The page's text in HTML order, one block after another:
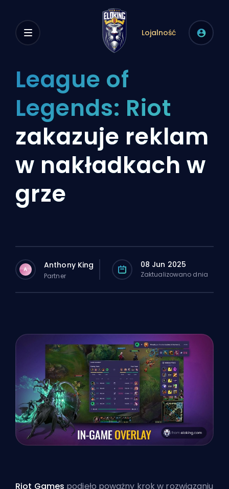
Lojalność
League of
Legends: Riot
zakazuje reklam
w nakładkach w
grze
A Anthony King
Partner
08 Jun 2025
Zaktualizowano dnia
Riot Games podjęło poważny krok w rozwiązaniu